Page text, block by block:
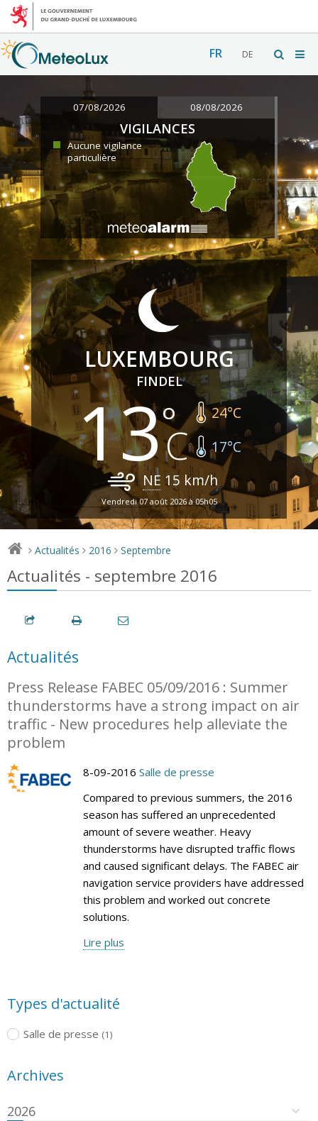
FR DE
07/08/2026 08/08/2026
VIGILANCES
Aucune vigilance
particulière
LUXEMBOURG
FINDEL
13 24°C
17°C
NE 15 km/h
Vendredi 07 août 2026 à 05h05
> Actualités > 2016 > Septembre
Actualités - septembre 2016
Actualités
Press Release FABEC 05/09/2016 : Summer
thunderstorms have a strong impact on air
traffic - New procedures help alleviate the
problem
8-09-2016 Salle de presse
Compared to previous summers, the 2016
season has suffered an unprecedented
amount of severe weather. Heavy
thunderstorms have disrupted traffic flows
and caused significant delays. The FABEC air
navigation service providers have addressed
this problem and worked out concrete
solutions.
Lire plus
Types d'actualité
Salle de presse (1)
Archives
2026